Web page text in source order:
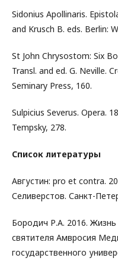
Sidonius Apollinaris.
and Krusch B. eds. Berlin:
St John Chrysostom: Six
Transl. and ed. G. Neville.
Seminary Press, 160.
Sulpicius Severus. Opera.
Tempsky, 278.
Список литературы
Августин: pro et contra.
Селиверстов. Санкт-
Бородич Р.А. 2016.
святителя Амвросия
государственного